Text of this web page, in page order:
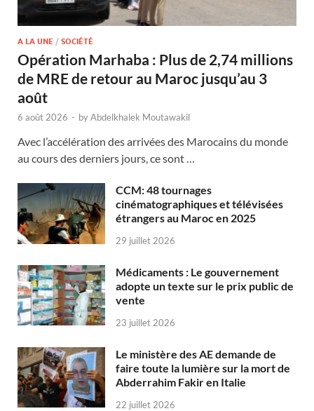
A LA UNE / SOCIÉTÉ
Opération Marhaba : Plus de 2,74 millions
de MRE de retour au Maroc jusqu’au 3
août
6 août 2026 - byAbdelkhalek Moutawakil
Avec l’accélération des arrivées des Marocains du monde
au cours des derniers jours, ce sont …
CCM: 48 tournages
cinématographiques et télévisées
étrangers au Maroc en 2025
29 juillet 2026
Médicaments : Le gouvernement
adopte un texte sur le prix public de
vente
23 juillet 2026
Le ministère des AE demande de
faire toute la lumière sur la mort de
Abderrahim Fakir en Italie
22 juillet 2026